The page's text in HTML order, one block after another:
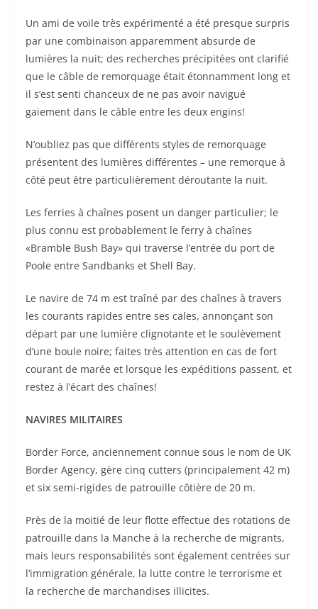
Un ami de voile très expérimenté a été presque surpris
par une combinaison apparemment absurde de
lumières la nuit; des recherches précipitées ont clarifié
que le câble de remorquage était étonnamment long et
il s’est senti chanceux de ne pas avoir navigué
gaiement dans le câble entre les deux engins!
N’oubliez pas que différents styles de remorquage
présentent des lumières différentes – une remorque à
côté peut être particulièrement déroutante la nuit.
Les ferries à chaînes posent un danger particulier; le
plus connu est probablement le ferry à chaînes
«Bramble Bush Bay» qui traverse l’entrée du port de
Poole entre Sandbanks et Shell Bay.
Le navire de 74 m est traîné par des chaînes à travers
les courants rapides entre ses cales, annonçant son
départ par une lumière clignotante et le soulèvement
d’une boule noire; faites très attention en cas de fort
courant de marée et lorsque les expéditions passent, et
restez à l’écart des chaînes!
NAVIRES MILITAIRES
Border Force, anciennement connue sous le nom de UK
Border Agency, gère cinq cutters (principalement 42 m)
et six semi-rigides de patrouille côtière de 20 m.
Près de la moitié de leur flotte effectue des rotations de
patrouille dans la Manche à la recherche de migrants,
mais leurs responsabilités sont également centrées sur
l’immigration générale, la lutte contre le terrorisme et
la recherche de marchandises illicites.